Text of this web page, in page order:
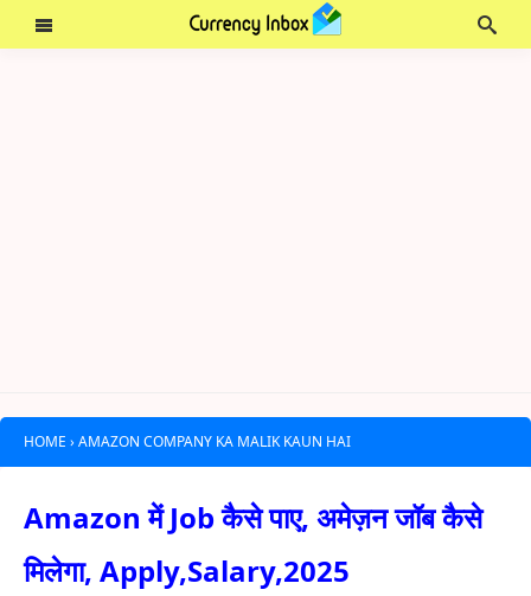
HOME › AMAZON COMPANY KA MALIK KAUN HAI
Amazon में Job कैसे पाए, अमेज़न जॉब कैसे
मिलेगा, Apply,Salary,2025